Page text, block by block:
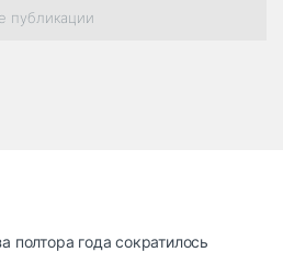
грузы
публикации
полтора года сократилось